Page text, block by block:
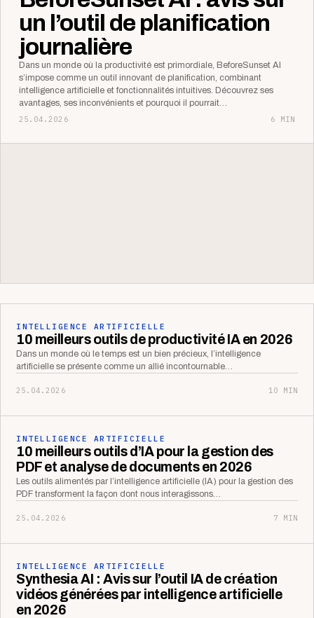
un l’outil de planification
journalière
Dans un monde où la productivité est primordiale, BeforeSunset AI
s’impose comme un outil innovant de planification, combinant
intelligence artificielle et fonctionnalités intuitives. Découvrez ses
avantages, ses inconvénients et pourquoi il pourrait…
25.04.2026
6 MIN
INTELLIGENCE ARTIFICIELLE
10 meilleurs outils de productivité IA en 2026
Dans un monde où le temps est un bien précieux, l’intelligence
artificielle se présente comme un allié incontournable…
25.04.2026 10 MIN
INTELLIGENCE ARTIFICIELLE
10 meilleurs outils d’IA pour la gestion des
PDF et analyse de documents en 2026
Les outils alimentés par l’intelligence artificielle (IA) pour la gestion des
PDF transforment la façon dont nous interagissons…
25.04.2026 7 MIN
INTELLIGENCE ARTIFICIELLE
Synthesia AI : Avis sur l’outil IA de création
vidéos générées par intelligence artificielle
en 2026